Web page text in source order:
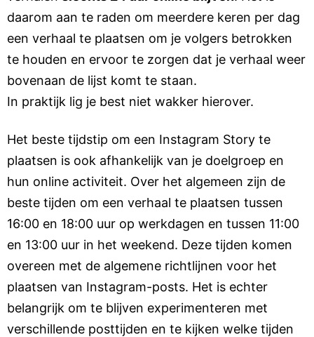
daarom aan te raden om meerdere keren per dag
een verhaal te plaatsen om je volgers betrokken
te houden en ervoor te zorgen dat je verhaal weer
bovenaan de lijst komt te staan.
In praktijk lig je best niet wakker hierover.
Het beste tijdstip om een Instagram Story te
plaatsen is ook afhankelijk van je doelgroep en
hun online activiteit. Over het algemeen zijn de
beste tijden om een verhaal te plaatsen tussen
16:00 en 18:00 uur op werkdagen en tussen 11:00
en 13:00 uur in het weekend. Deze tijden komen
overeen met de algemene richtlijnen voor het
plaatsen van Instagram-posts. Het is echter
belangrijk om te blijven experimenteren met
verschillende posttijden en te kijken welke tijden